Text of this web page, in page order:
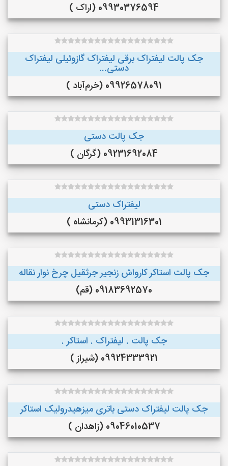
09930376594 (اراک )
جک پالت لیفتراک برقی لیفتراک گازوئیلی لیفتراک
دستی...
09926578091 (خرم‌آباد )
جک پالت دستی
09231692084 (گرگان )
لیفتراک دستی
09931316301 (کرمانشاه )
جک پالت استاکر کارواش زنجیر جرثقیل چرخ نوار نقاله
09183692570 (قم)
جک پالت . لیفتراک . استاکر .
09924333921 (شیراز )
جک پالت لیفتراک دستی باتری میزهیدرولیک استاکر
09046010537 (زاهدان )